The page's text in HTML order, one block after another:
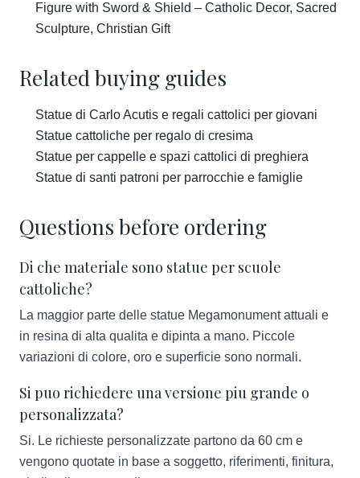
Figure with Sword & Shield – Catholic Decor, Sacred
Sculpture, Christian Gift
Related buying guides
Statue di Carlo Acutis e regali cattolici per giovani
Statue cattoliche per regalo di cresima
Statue per cappelle e spazi cattolici di preghiera
Statue di santi patroni per parrocchie e famiglie
Questions before ordering
Di che materiale sono statue per scuole
cattoliche?
La maggior parte delle statue Megamonument attuali e
in resina di alta qualita e dipinta a mano. Piccole
variazioni di colore, oro e superficie sono normali.
Si puo richiedere una versione piu grande o
personalizzata?
Si. Le richieste personalizzate partono da 60 cm e
vengono quotate in base a soggetto, riferimenti, finitura,